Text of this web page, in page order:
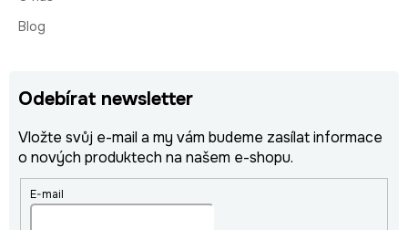
Blog
Odebírat newsletter
Vložte svůj e-mail a my vám budeme zasílat informace
o nových produktech na našem e-shopu.
E-mail